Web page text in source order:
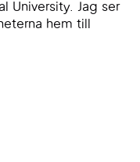
University. Jag ser
hem till